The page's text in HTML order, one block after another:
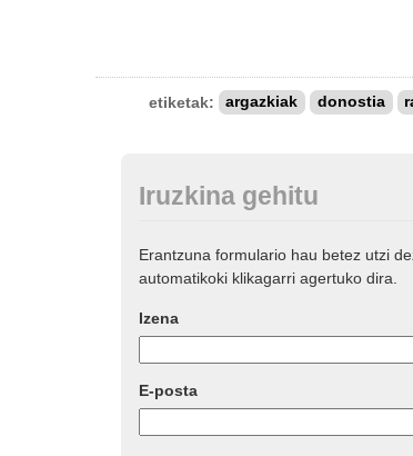
etiketak: argazkiak donostia
Iruzkina gehitu
Erantzuna formulario hau betez utzi
automatikoki klikagarri agertuko dira.
Izena
E-posta